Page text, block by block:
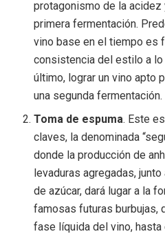
protagonismo de la
primera fermentación.
vino base en el tiempo es
consistencia del estilo a lo
último, lograr un vino apto
una segunda fermentación.
Toma de espuma. Este
claves, la denominada
donde la producción de
levaduras agregadas,
de azúcar, dará lugar a la
famosas futuras burbujas,
fase líquida del vino,